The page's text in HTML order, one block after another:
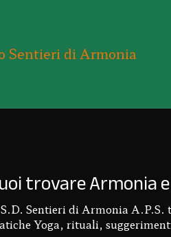
trovare Armonia
Sentieri di Armonia
Yoga, rituali,